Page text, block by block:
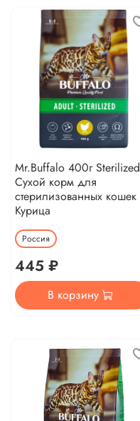
Mr.Buffalo 400г Sterilized
Сухой корм для
стерилизованных кошек
Курица
Россия
445 ₽
В корзину